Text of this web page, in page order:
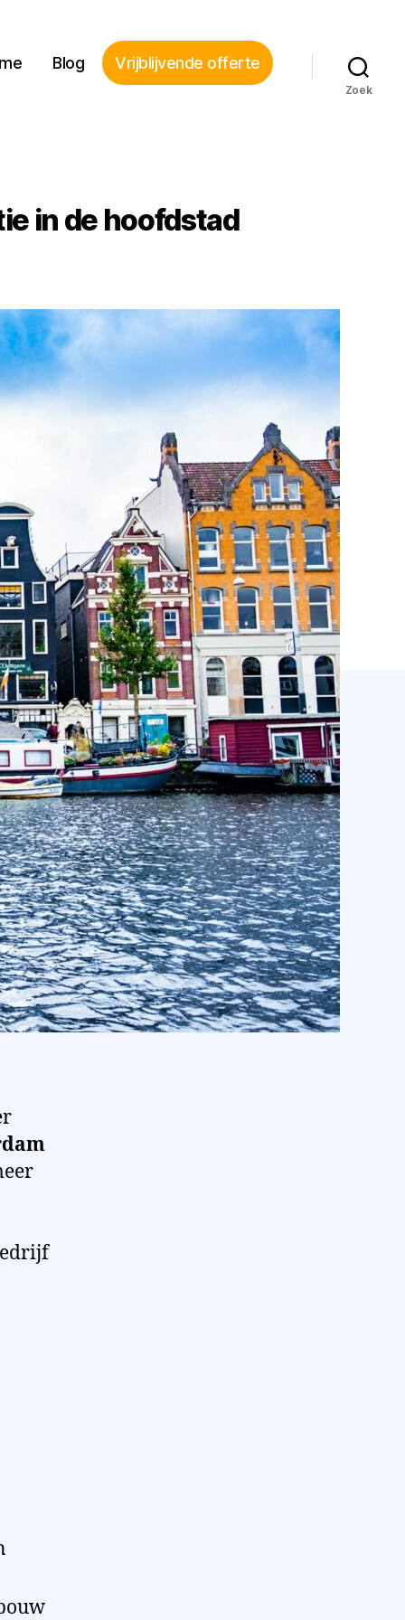
Blog Vrijblijvende offerte
Zoek
in de hoofdstad